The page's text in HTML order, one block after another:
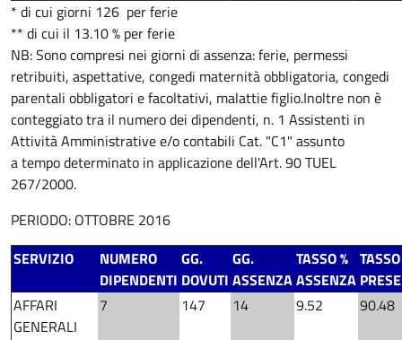
* di cui giorni 126 per ferie
** di cui il 13.10 % per ferie
NB: Sono compresi nei giorni di assenza: ferie, permessi
retribuiti, aspettative, congedi maternità obbligatoria, congedi
parentali obbligatori e facoltativi, malattie figlio.Inoltre non è
conteggiato tra il numero dei dipendenti, n. 1 Assistenti in
Attività Amministrative e/o contabili Cat. "C1" assunto
a tempo determinato in applicazione dell'Art. 90 TUEL
267/2000.
PERIODO: OTTOBRE 2016
SERVIZIO
NUMERO
DIPENDENTI
GG.
DOVUTI
GG.
ASSENZA
TASSO %
ASSENZA
AFFARI
GENERALI
7 147 14 9.52 90.48